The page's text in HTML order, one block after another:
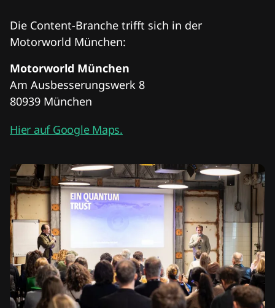
Die Content-Branche trifft sich in der
Motorworld München:
Motorworld München
Am Ausbesserungswerk 8
80939 München
Hier auf Google Maps.